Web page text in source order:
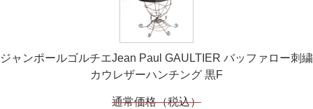
ジャンポールゴルチエJean Paul GAULTIER バッファロー刺繍
カウレザーハンチング 黒F
通常価格（税込）